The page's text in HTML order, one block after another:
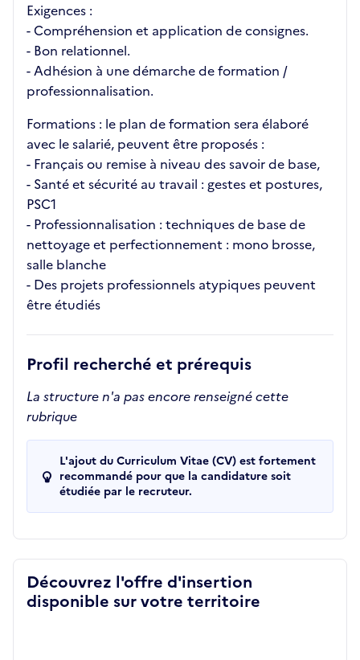
Exigences :
- Compréhension et application de consignes.
- Bon relationnel.
- Adhésion à une démarche de formation /
professionnalisation.
Formations : le plan de formation sera élaboré
avec le salarié, peuvent être proposés :
- Français ou remise à niveau des savoir de base,
- Santé et sécurité au travail : gestes et postures,
PSC1
- Professionnalisation : techniques de base de
nettoyage et perfectionnement : mono brosse,
salle blanche
- Des projets professionnels atypiques peuvent
être étudiés
Profil recherché et prérequis
La structure n'a pas encore renseigné cette
rubrique
L'ajout du Curriculum Vitae (CV) est fortement
recommandé pour que la candidature soit
étudiée par le recruteur.
Découvrez l'offre d'insertion
disponible sur votre territoire